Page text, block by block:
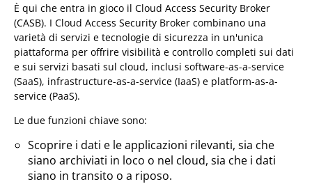
È qui che entra in gioco il Cloud Access Security Broker
(CASB). I Cloud Access Security Broker combinano una
varietà di servizi e tecnologie di sicurezza in un'unica
piattaforma per offrire visibilità e controllo completi sui dati
e sui servizi basati sul cloud, inclusi software-as-a-service
(SaaS), infrastructure-as-a-service (IaaS) e platform-as-a-
service (PaaS).
Le due funzioni chiave sono:
Scoprire i dati e le applicazioni rilevanti, sia che
siano archiviati in loco o nel cloud, sia che i dati
siano in transito o a riposo.